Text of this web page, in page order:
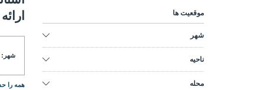
موقعیت ها
شهر
ناحیه
محله
شهر:
همه را